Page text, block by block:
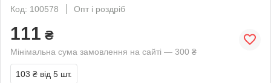
Код: 100578
Опт і роздріб
111 ₴
Мінімальна сума замовлення на сайті — 300 ₴
103 ₴ від 5 шт.